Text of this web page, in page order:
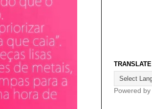
TRANSLATE
Powered by